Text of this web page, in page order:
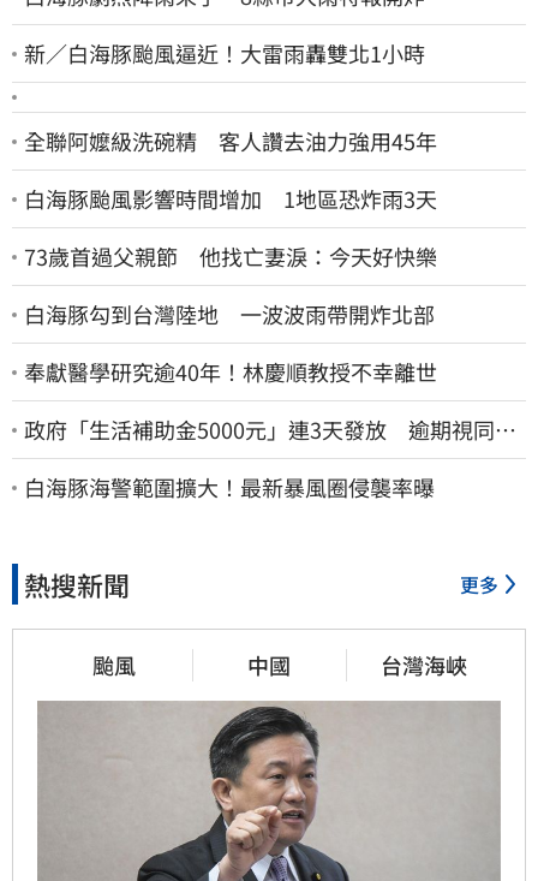
新／白海豚颱風逼近！大雷雨轟雙北1小時
全聯阿嬤級洗碗精 客人讚去油力強用45年
白海豚颱風影響時間增加 1地區恐炸雨3天
73歲首過父親節 他找亡妻淚：今天好快樂
白海豚勾到台灣陸地 一波波雨帶開炸北部
奉獻醫學研究逾40年！林慶順教授不幸離世
政府「生活補助金5000元」連3天發放 逾期視同放
棄
白海豚海警範圍擴大！最新暴風圈侵襲率曝
熱搜新聞 更多
颱風 中國 台灣海峽